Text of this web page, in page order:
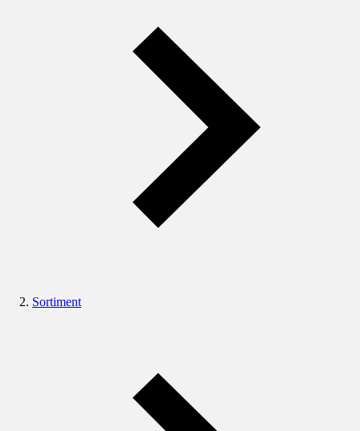
Sortiment